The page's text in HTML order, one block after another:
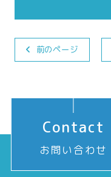
前のページ
Contact
お問い合わせ